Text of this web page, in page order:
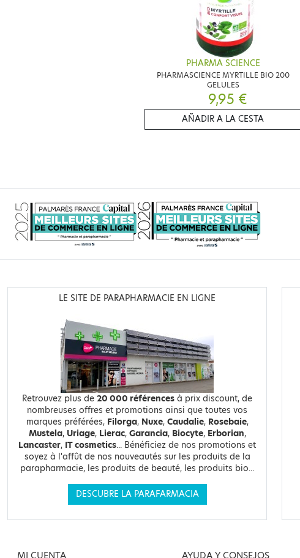
PHARMA SCIENCE
PHARMASCIENCE MYRTILLE BIO 200
GELULES
9,95 €
AÑADIR A LA CESTA
LE SITE DE PARAPHARMACIE EN LIGNE
Retrouvez plus de 20 000 références à prix discount, de
nombreuses offres et promotions ainsi que toutes vos
marques préférées, Filorga, Nuxe, Caudalie, Rosebaie,
Mustela, Uriage, Lierac, Garancia, Biocyte, Erborian,
Lancaster, IT cosmetics... Bénéficiez de nos promotions et
soyez à l'affût de nos nouveautés sur les produits de la
parapharmacie, les produits de beauté, les produits bio...
DESCUBRE LA PARAFARMACIA
MI CUENTA AYUDA Y CONSEJOS